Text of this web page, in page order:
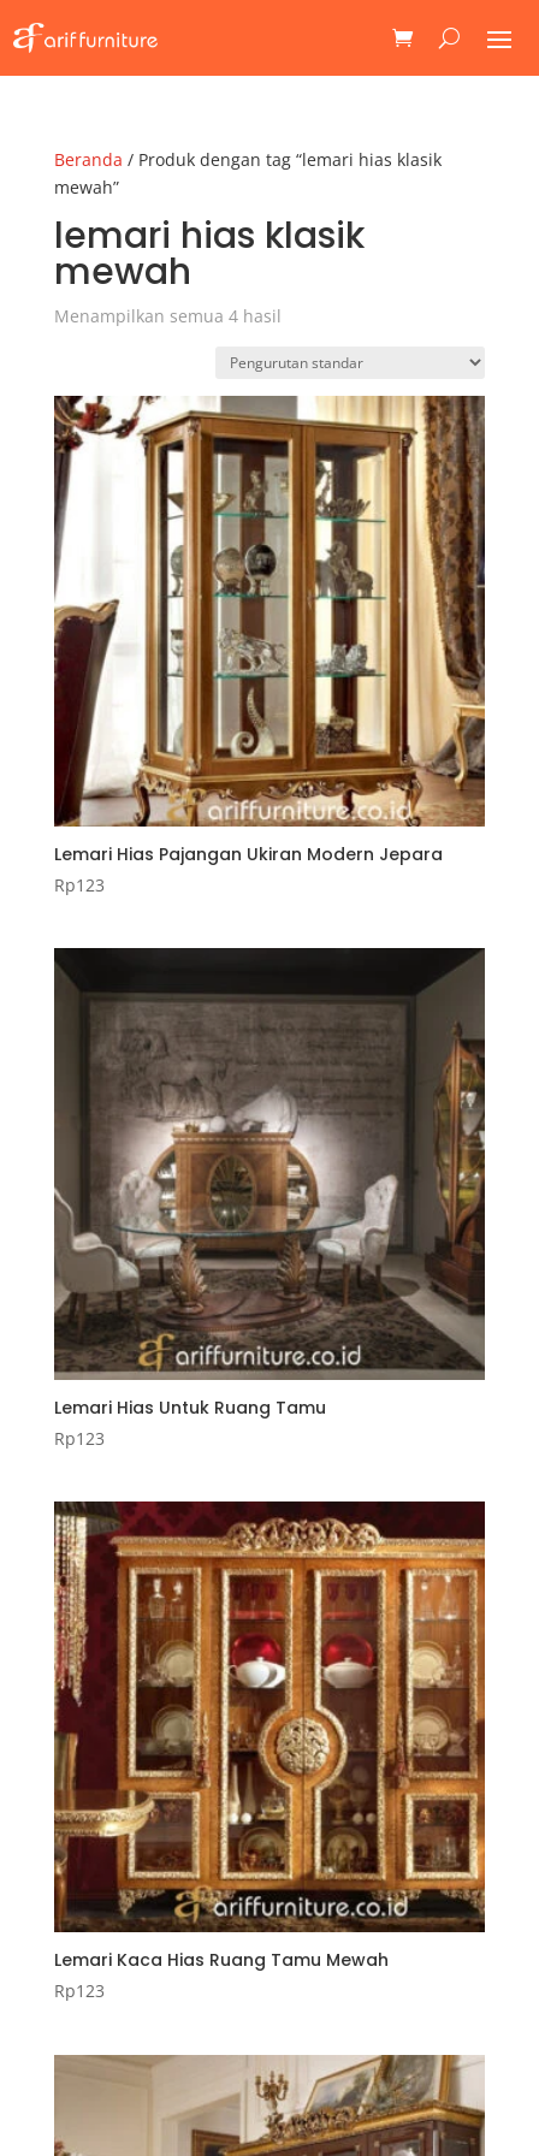
Beranda / Produk dengan tag “lemari hias klasik
mewah”
lemari hias klasik
mewah
Menampilkan semua 4 hasil
Lemari Hias Pajangan Ukiran Modern Jepara
Rp123
Lemari Hias Untuk Ruang Tamu
Rp123
Lemari Kaca Hias Ruang Tamu Mewah
Rp123